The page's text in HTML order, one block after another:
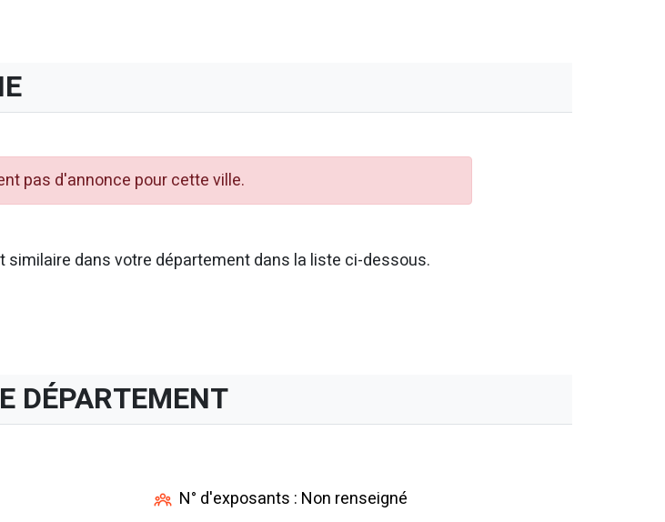
pas d'annonce pour cette ville.
dans votre département dans la liste ci-dessous.
DÉPARTEMENT
N° d'exposants : Non renseigné